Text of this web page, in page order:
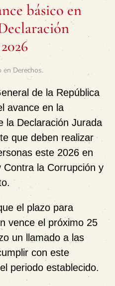
básico en
en Derechos.
de la República
avance en la
la Declaración Jurada
que deben realizar
este 2026 en
la Corrupción y
el plazo para
vence el próximo 25
un llamado a las
con este
periodo establecido.